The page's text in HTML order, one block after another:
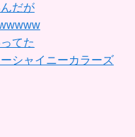
だが
てた
シャイニーカラーズ